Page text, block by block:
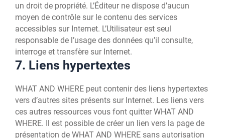
un droit de propriété. L’Éditeur ne dispose d’aucun
moyen de contrôle sur le contenu des services
accessibles sur Internet. L’Utilisateur est seul
responsable de l’usage des données qu’il consulte,
interroge et transfère sur Internet.
7. Liens hypertextes
WHAT AND WHERE peut contenir des liens hypertextes
vers d’autres sites présents sur Internet. Les liens vers
ces autres ressources vous font quitter WHAT AND
WHERE. Il est possible de créer un lien vers la page de
présentation de WHAT AND WHERE sans autorisation